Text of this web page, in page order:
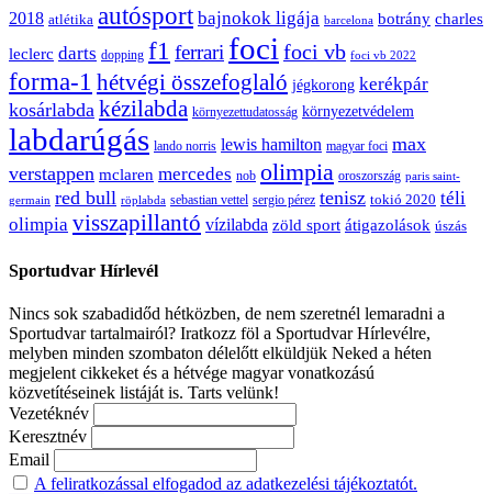
2018 atlétika autósport bajnokok ligája barcelona botrány charles
leclerc darts dopping f1 ferrari foci foci vb foci vb 2022
forma-1 hétvégi összefoglaló jégkorong kerékpár
kosárlabda kézilabda környezettudatosság környezetvédelem
labdarúgás lando norris lewis hamilton magyar foci max
verstappen mclaren mercedes nob olimpia oroszország paris saint-
germain red bull röplabda sebastian vettel sergio pérez tenisz tokió 2020 téli
olimpia visszapillantó vízilabda zöld sport átigazolások úszás
Sportudvar Hírlevél
Nincs sok szabadidőd hétközben, de nem szeretnél lemaradni a
Sportudvar tartalmairól? Iratkozz föl a Sportudvar Hírlevélre,
melyben minden szombaton délelőtt elküldjük Neked a héten
megjelent cikkeket és a hétvége magyar vonatkozású
közvetítéseinek listáját is. Tarts velünk!
Vezetéknév
Keresztnév
Email
A feliratkozással elfogadod az adatkezelési tájékoztatót.